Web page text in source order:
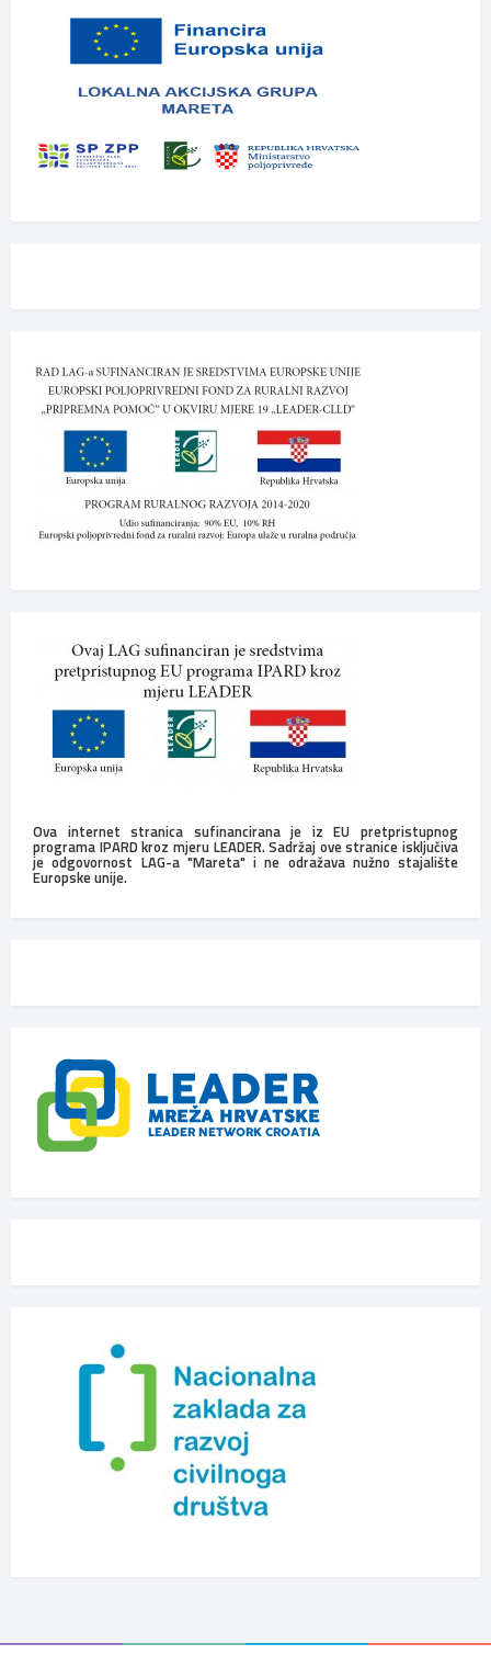
Ova internet stranica sufinancirana je iz EU pretpristupnog
programa IPARD kroz mjeru LEADER. Sadržaj ove stranice isključiva
je odgovornost LAG-a "Mareta" i ne odražava nužno stajalište
Europske unije.